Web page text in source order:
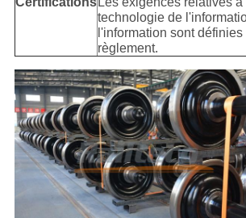
technologie de
l'information sont
règlement.